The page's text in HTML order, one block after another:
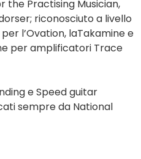
the Practising Musician,
riconosciuto a livello
l’Ovation, laTakamine e
per amplificatori Trace
e Speed guitar
sempre da National